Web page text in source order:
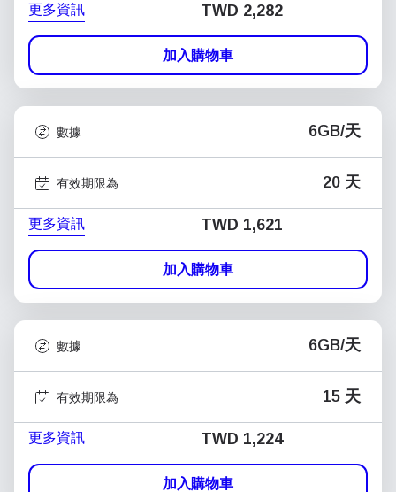
更多資訊 TWD 2,282
加入購物車
數據 6GB/天
有效期限為 20 天
更多資訊 TWD 1,621
加入購物車
數據 6GB/天
有效期限為 15 天
更多資訊 TWD 1,224
加入購物車